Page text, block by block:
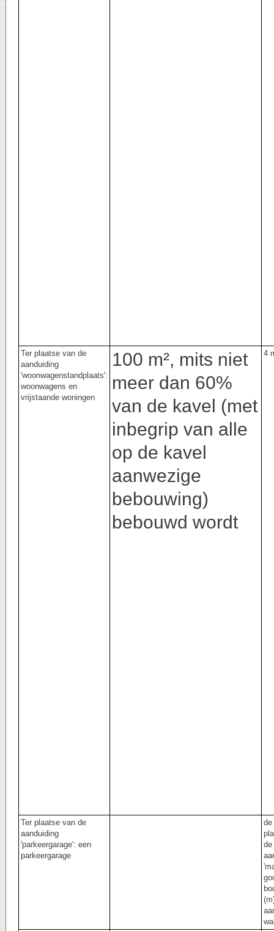
Ter plaatse van de
aanduiding
'woonwagenstandplaats':
woonwagens en
vrijstaande woningen
100 m², mits niet
meer dan 60%
van de kavel (met
inbegrip van alle
op de kavel
aanwezige
bebouwing)
bebouwd wordt
4
Ter plaatse van de
aanduiding
'parkeergarage': een
parkeergarage
de
de